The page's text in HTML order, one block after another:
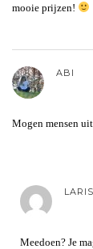
mooie prijzen!
ABI
Mogen mensen
Meedoen? Je